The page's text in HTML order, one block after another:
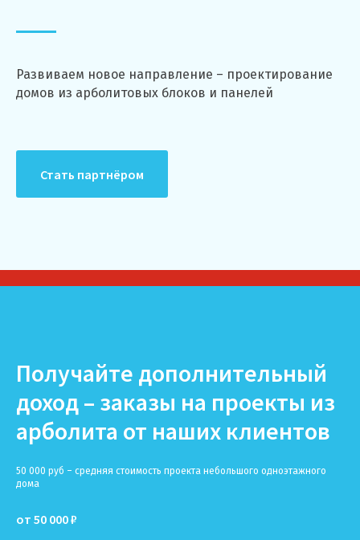
Развиваем новое направление – проектирование
домов из арболитовых блоков и панелей
Стать партнёром
Получайте дополнительный
доход – заказы на проекты из
арболита от наших клиентов
50 000 руб – средняя стоимость проекта небольшого одноэтажного
дома
от 50 000 ₽